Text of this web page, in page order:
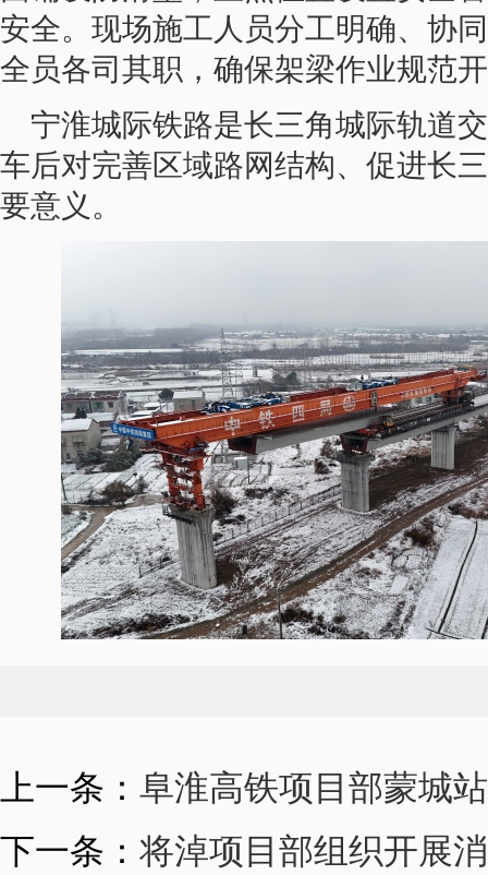
安全。现场施工人员分工明确、协
全员各司其职，确保架梁作业规范
宁淮城际铁路是长三角城际轨道
车后对完善区域路网结构、促进长
要意义。
上一条： 阜淮高铁项目部蒙城
下一条： 将淖项目部组织开展